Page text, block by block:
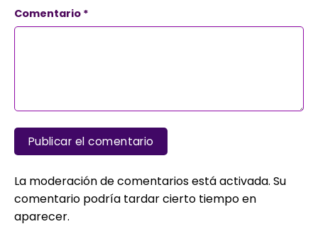
Comentario *
La moderación de comentarios está activada. Su
comentario podría tardar cierto tiempo en
aparecer.